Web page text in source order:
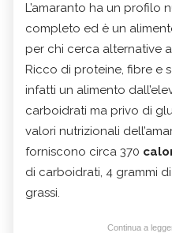
L’amaranto ha un profilo
completo ed è un
per chi cerca alternative
Ricco di proteine, fibre e
infatti un alimento
carboidrati ma privo di
valori nutrizionali
forniscono circa 370
di carboidrati, 4 grammi
grassi.
Continua a